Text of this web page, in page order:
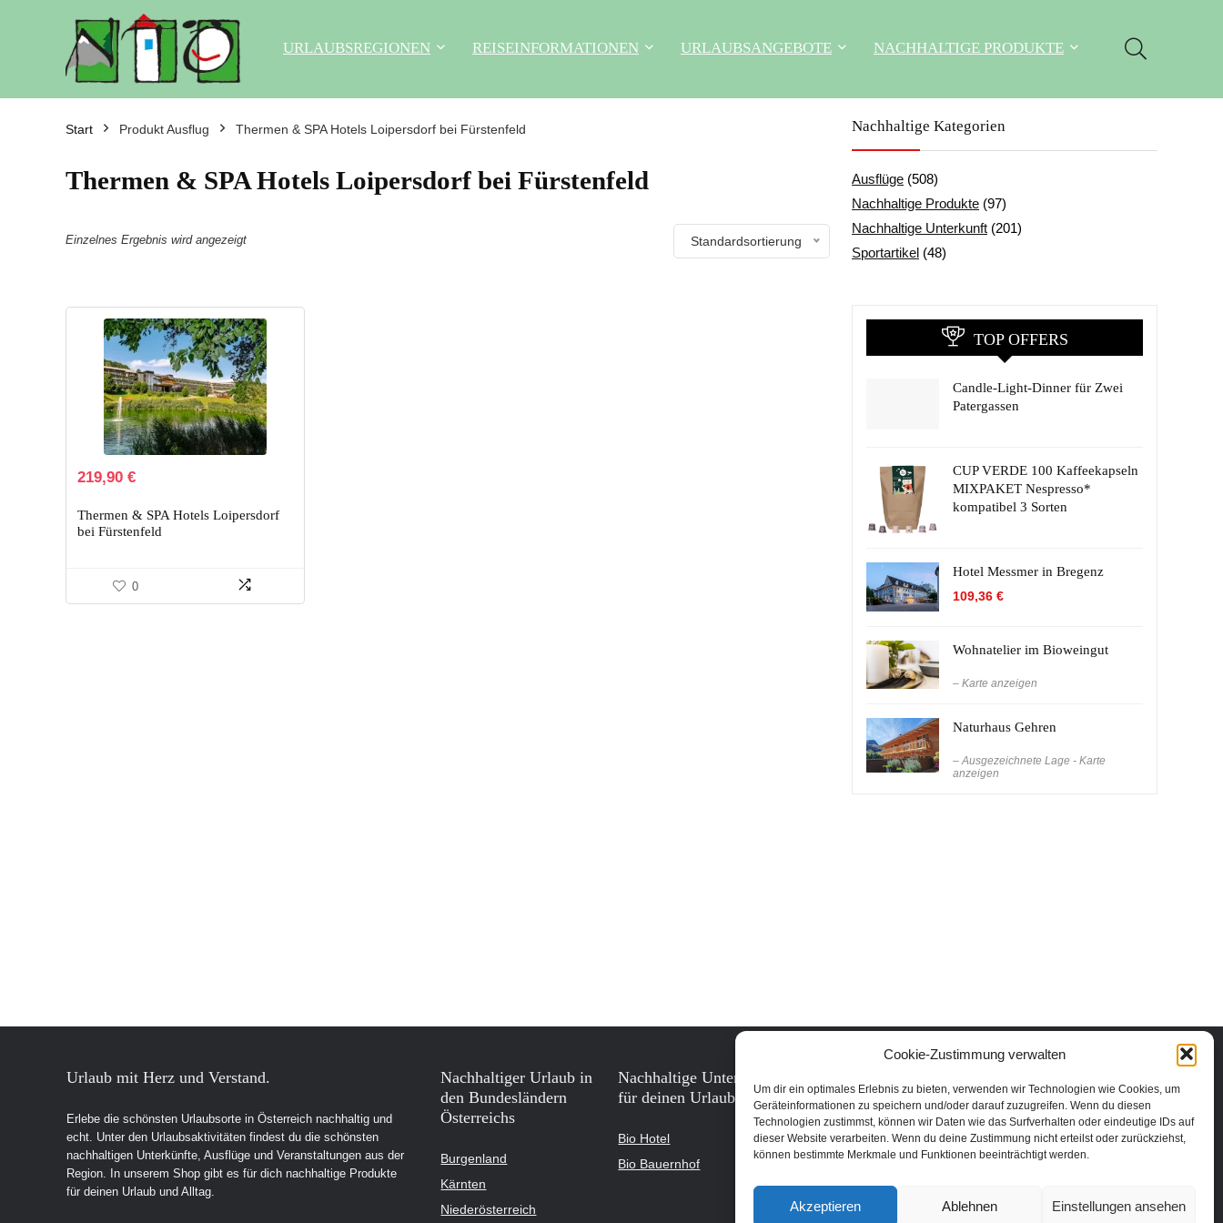
Cookie-Zustimmung verwalten
Um dir ein optimales Erlebnis zu bieten, verwenden wir Technologien wie Cookies, um
Geräteinformationen zu speichern und/oder darauf zuzugreifen. Wenn du diesen
Technologien zustimmst, können wir Daten wie das Surfverhalten oder eindeutige IDs auf
dieser Website verarbeiten. Wenn du deine Zustimmung nicht erteilst oder zurückziehst,
können bestimmte Merkmale und Funktionen beeinträchtigt werden.
Akzeptieren Ablehnen Einstellungen ansehen
URLAUBSREGIONEN REISEINFORMATIONEN URLAUBSANGEBOTE NACHHALTIGE PRODUKTE
Start Produkt Ausflug Thermen & SPA Hotels Loipersdorf bei Fürstenfeld
Thermen & SPA Hotels Loipersdorf bei Fürstenfeld
Einzelnes Ergebnis wird angezeigt Standardsortierung
219,90€
Thermen & SPA Hotels Loipersdorf
bei Fürstenfeld
0
Nachhaltige Kategorien
Ausflüge (508)
Nachhaltige Produkte (97)
Nachhaltige Unterkunft (201)
Sportartikel (48)
TOP OFFERS
Candle-Light-Dinner für Zwei
Patergassen
CUP VERDE 100 Kaffeekapseln
MIXPAKET Nespresso*
kompatibel 3 Sorten
Hotel Messmer in Bregenz
109,36 €
Wohnatelier im Bioweingut
– Karte anzeigen
Naturhaus Gehren
– Ausgezeichnete Lage - Karte
anzeigen
Urlaub mit Herz und Verstand.
Erlebe die schönsten Urlaubsorte in Österreich nachhaltig und
echt. Unter den Urlaubsaktivitäten findest du die schönsten
nachhaltigen Unterkünfte, Ausflüge und Veranstaltungen aus der
Region. In unserem Shop gibt es für dich nachhaltige Produkte
für deinen Urlaub und Alltag.
Nachhaltiger Urlaub in
den Bundesländern
Österreichs
Burgenland
Kärnten
Niederösterreich
Nachhaltige Unterkünfte
für deinen Urlaub
Bio Hotel
Bio Bauernhof